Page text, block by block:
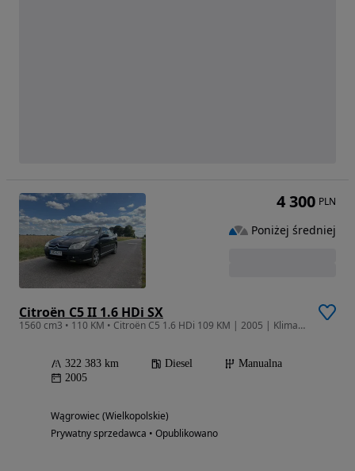
Citroën C5 II 1.6 HDi SX
1560 cm3 • 110 KM • Citroën C5 1.6 HDi 109 KM | 2005 | Klimatyzacja | Zadbany
322 383 km Diesel
Manualna
2005
Wągrowiec (Wielkopolskie)
Prywatny sprzedawca • Opublikowano
4 300 PLN
Poniżej średniej